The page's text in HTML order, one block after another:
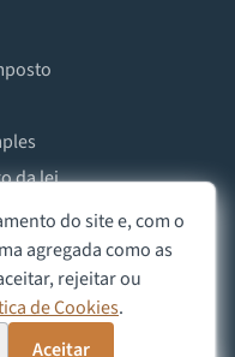
da lei
ou doação
Aviso Legal
do site e, com o
agregada como as
rejeitar ou
de Cookies.
Aceitar